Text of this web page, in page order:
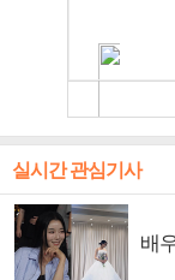
실시간 관심기사
배